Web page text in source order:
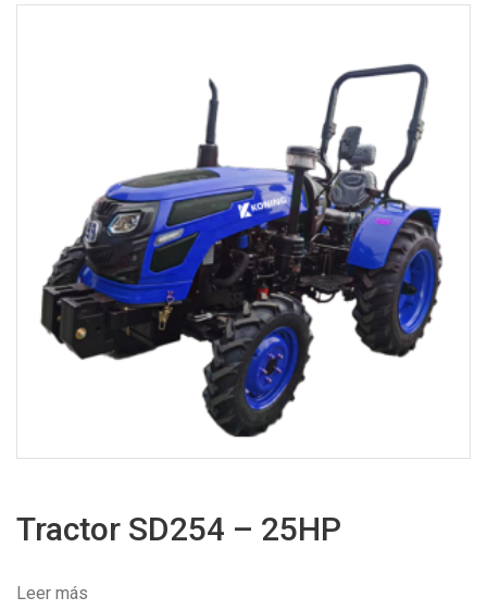
Tractor SD254 – 25HP
Leer más